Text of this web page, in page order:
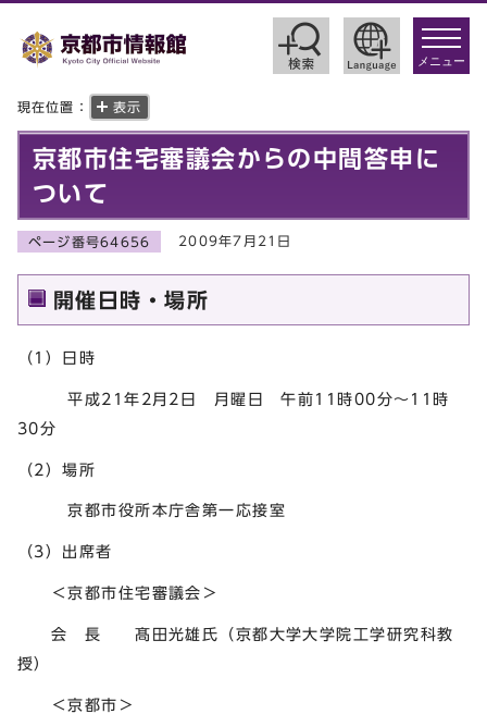
toggle
メニュー
現在位置： 表示
京都市住宅審議会からの中間答申に
ついて
ページ番号64656 2009年7月21日
開催日時・場所
（1）日時
平成21年2月2日 月曜日 午前11時00分～11時
30分
（2）場所
京都市役所本庁舎第一応接室
（3）出席者
＜京都市住宅審議会＞
会 長 髙田光雄氏（京都大学大学院工学研究科教
授）
＜京都市＞